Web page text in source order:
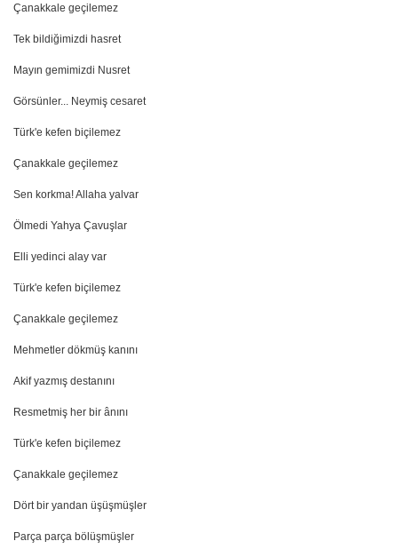
Çanakkale geçilemez
Tek bildiğimizdi hasret
Mayın gemimizdi Nusret
Görsünler... Neymiş cesaret
Türk'e kefen biçilemez
Çanakkale geçilemez
Sen korkma! Allaha yalvar
Ölmedi Yahya Çavuşlar
Elli yedinci alay var
Türk'e kefen biçilemez
Çanakkale geçilemez
Mehmetler dökmüş kanını
Akif yazmış destanını
Resmetmiş her bir ânını
Türk'e kefen biçilemez
Çanakkale geçilemez
Dört bir yandan üşüşmüşler
Parça parça bölüşmüşler